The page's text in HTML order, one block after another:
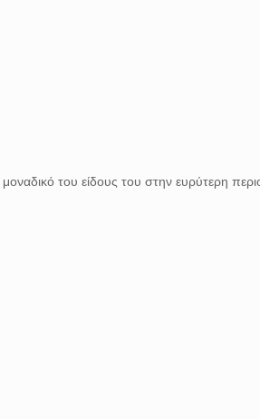
του είδους του στην ευρύτερη